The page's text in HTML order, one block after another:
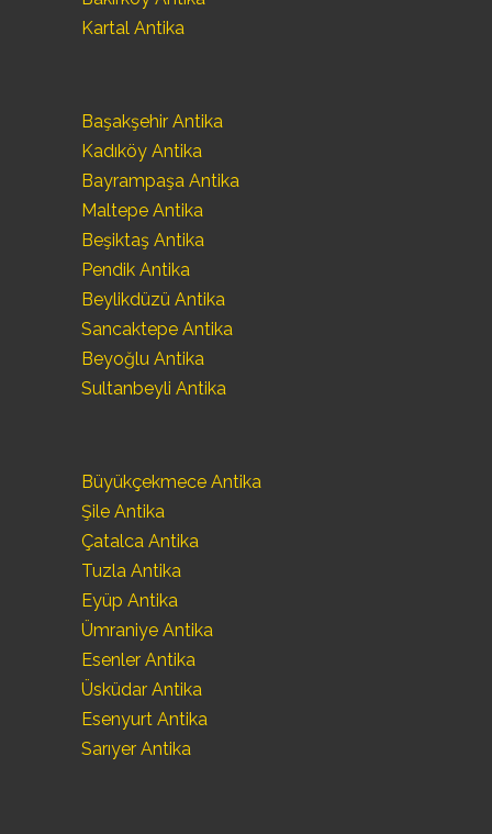
Kartal Antika
Başakşehir Antika
Kadıköy Antika
Bayrampaşa Antika
Maltepe Antika
Beşiktaş Antika
Pendik Antika
Beylikdüzü Antika
Sancaktepe Antika
Beyoğlu Antika
Sultanbeyli Antika
Büyükçekmece Antika
Şile Antika
Çatalca Antika
Tuzla Antika
Eyüp Antika
Ümraniye Antika
Esenler Antika
Üsküdar Antika
Esenyurt Antika
Sarıyer Antika